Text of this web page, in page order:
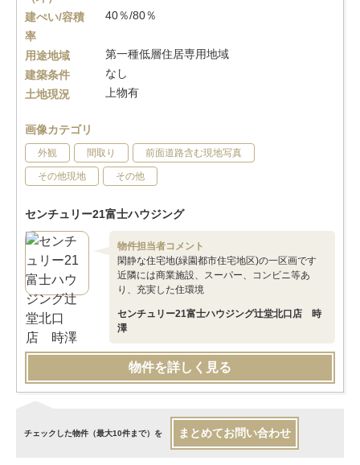
建ぺい/容積
率
40％/80％
用途地域
第一種低層住居専用地域
建築条件
なし
土地現況
上物有
画像カテゴリ
外観 間取り 前面道路含む現地写真
その他現地 その他
センチュリー21富士ハウジング
物件担当者コメント
閑静な住宅地(緑園都市住宅地区)の一区画です
近隣には商業施設、スーパー、コンビニ等あ
り、充実した住環境
センチュリー21富士ハウジング辻堂北口店 時
澤
物件を詳しく見る
チェックした物件（最大10件まで）を まとめてお問い合わせ